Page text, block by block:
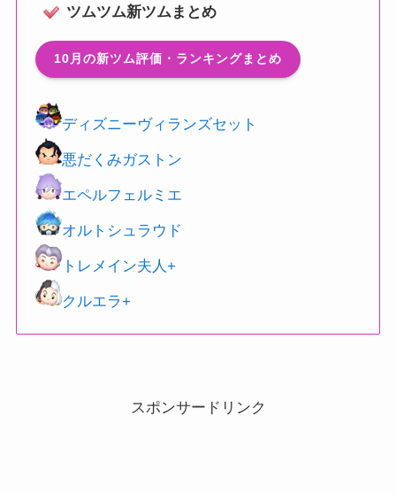
ツムツム新ツムまとめ
10月の新ツム評価・ランキングまとめ
ディズニーヴィランズセット
悪だくみガストン
エペルフェルミエ
オルトシュラウド
トレメイン夫人+
クルエラ+
スポンサードリンク